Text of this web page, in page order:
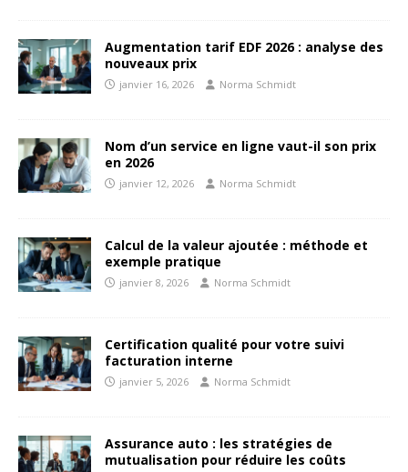
Augmentation tarif EDF 2026 : analyse des
nouveaux prix
janvier 16, 2026 Norma Schmidt
Nom d’un service en ligne vaut-il son prix
en 2026
janvier 12, 2026 Norma Schmidt
Calcul de la valeur ajoutée : méthode et
exemple pratique
janvier 8, 2026 Norma Schmidt
Certification qualité pour votre suivi
facturation interne
janvier 5, 2026 Norma Schmidt
Assurance auto : les stratégies de
mutualisation pour réduire les coûts